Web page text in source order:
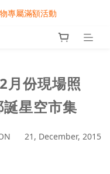
滿額即享專屬小禮
專屬滿額活動
滿額即享專屬小禮
月份現場照
星空市集
21, December, 2015